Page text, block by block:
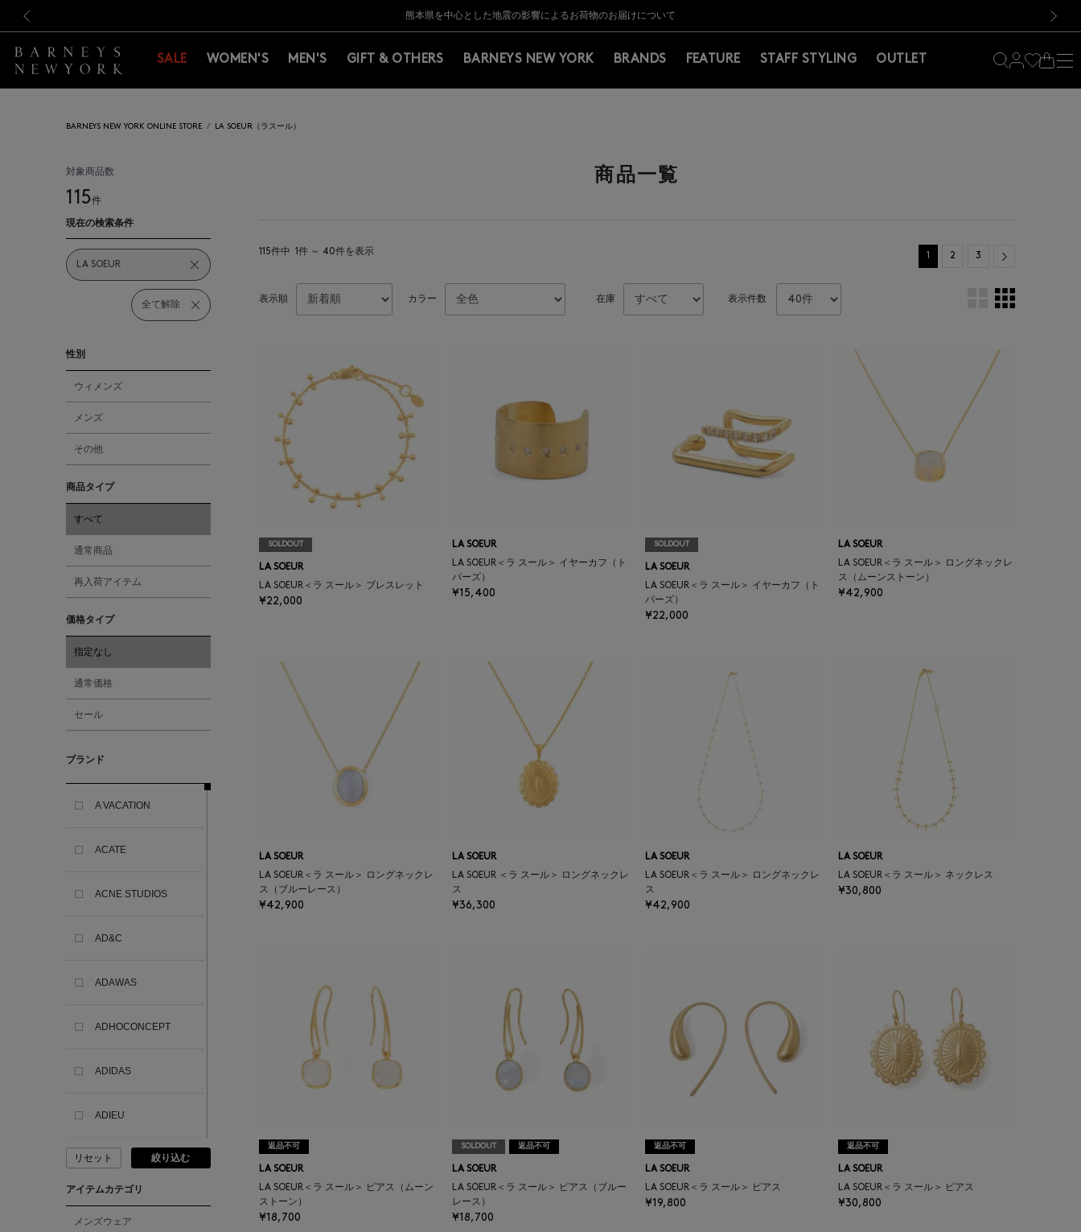
新規登録のお客様も対象！＜MY BARNEYS＞会員のお客様は11,000円（税込）以上のお買上げで常時送料無料！お買い物の際は会員登録を！
【夏季休業に伴う返品・交換承り一時停止のお知らせ】（2026.8.5）
熊本県を中心とした地震の影響によるお荷物のお届けについて
【開催中】SUMMER SALEのご案内・ご注意事項
新規登録のお客様も対象！＜MY BARNEYS＞会員のお客様は11,000円（税込）以上のお買上げで常時送料無料！お買い物の際は会員登録を！
【夏季休業に伴う返品・交換承り一時停止のお知らせ】（2026.8.5）
SALE WOMEN'S MEN'S GIFT & OTHERS BARNEYS NEW YORK BRANDS FEATURE STAFF STYLING OUTLET
BARNEYS NEW YORK ONLINE STORE LA SOEUR（ラスール）
対象商品数
115件
現在の検索条件
LA SOEUR
全て解除
性別
ウィメンズ
メンズ
その他
商品タイプ
すべて
通常商品
再入荷アイテム
価格タイプ
指定なし
通常価格
セール
ブランド
A VACATION
ACATE
ACNE STUDIOS
AD&C
ADAWAS
ADHOCONCEPT
ADIDAS
ADIEU
ADLIN HUE
ADVISORY BOARD
CRYSTALS
リセット 絞り込む
アイテムカテゴリ
メンズウェア
商品一覧
115件中 1件 ～ 40件を表示 1 2 3 Next
表示順 カラー 在庫 表示件数
SOLDOUT
LA SOEUR
LA SOEUR＜ラ スール＞ ブレスレット
¥22,000
LA SOEUR
LA SOEUR＜ラ スール＞ イヤーカフ（ト
パーズ）
¥15,400
SOLDOUT
LA SOEUR
LA SOEUR＜ラ スール＞ イヤーカフ（ト
パーズ）
¥22,000
LA SOEUR
LA SOEUR＜ラ スール＞ ロングネックレ
ス（ムーンストーン）
¥42,900
LA SOEUR
LA SOEUR＜ラ スール＞ ロングネックレ
ス（ブルーレース）
¥42,900
LA SOEUR
LA SOEUR ＜ラ スール＞ ロングネックレ
ス
¥36,300
LA SOEUR
LA SOEUR＜ラ スール＞ ロングネックレ
ス
¥42,900
LA SOEUR
LA SOEUR＜ラ スール＞ ネックレス
¥30,800
返品不可
LA SOEUR
LA SOEUR＜ラ スール＞ ピアス（ムーン
ストーン）
¥18,700
SOLDOUT 返品不可
LA SOEUR
LA SOEUR＜ラ スール＞ ピアス（ブルー
レース）
¥18,700
返品不可
LA SOEUR
LA SOEUR＜ラ スール＞ ピアス
¥19,800
返品不可
LA SOEUR
LA SOEUR＜ラ スール＞ ピアス
¥30,800